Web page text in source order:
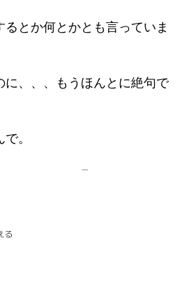
とか何とかとも言っていま
に、、、もうほんとに絶句で
。